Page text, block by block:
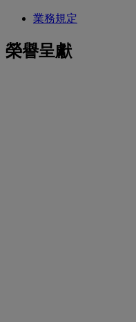
業務規定
榮譽呈獻